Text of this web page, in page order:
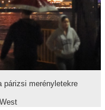
párizsi merényletekre